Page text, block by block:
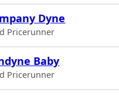
Dyne
Pricerunner
Baby
Pricerunner